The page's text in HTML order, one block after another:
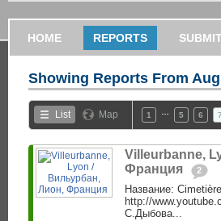
HOME REPORTS
Showing Reports From
List Map 1 5 6 7
Villeurbanne,
Франция ‎
2
Название:
http://
С.Дыбова...